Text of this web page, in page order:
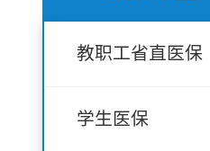
教职工省直医保
学生医保